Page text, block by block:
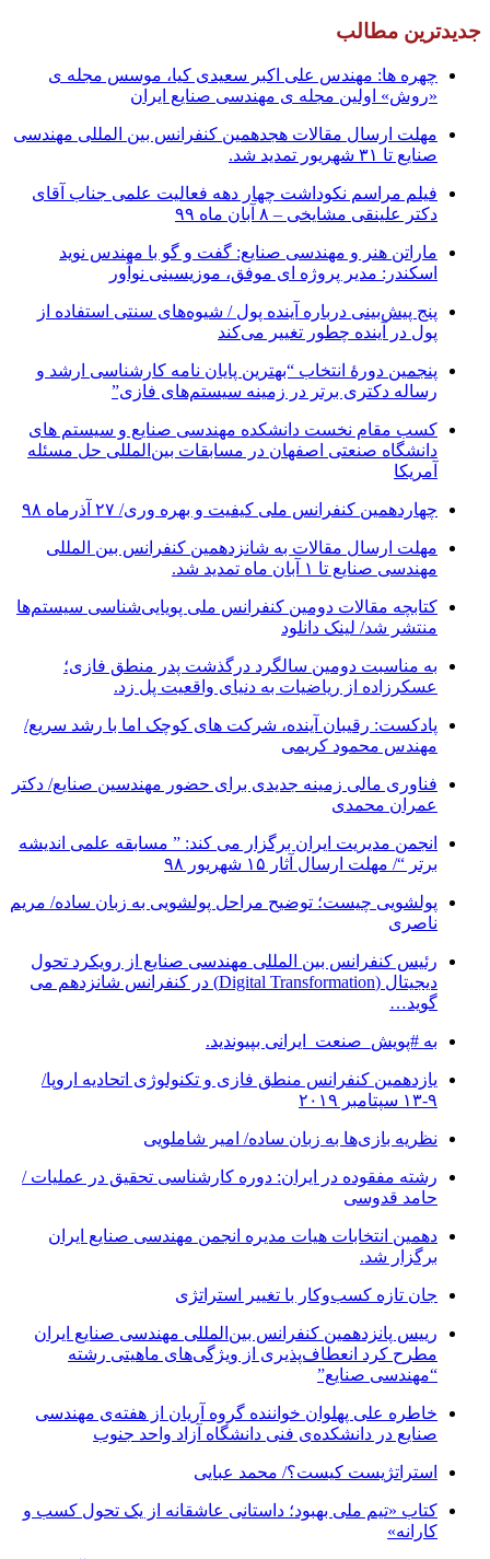
جدیدترین مطالب
چهره ها: مهندس علی اکبر سعیدی کیا، موسس مجله ی
«روش» اولین مجله ی مهندسی صنایع ایران
مهلت ارسال مقالات هجدهمین کنفرانس بین المللی مهندسی
صنایع تا ۳۱ شهریور تمدید شد.
فیلم مراسم نکوداشت چهار دهه فعالیت علمی جناب آقای
دکتر علینقی مشایخی – ۸ آبان ماه ۹۹
ماراتن هنر و مهندسی صنایع: گفت و گو با مهندس نوید
اسکندر: مدیر پروژه ای موفق، موزیسینی نوآور
پنج پیش‌بینی درباره آینده پول / شیوه‌های سنتی استفاده از
پول در آینده چطور تغییر می‌کند
پنجمین دورۀ انتخاب “بهترین پایان ­نامه کارشناسی­ ارشد و
رساله دکتری برتر در زمینه سیستم‌های فازی”
کسب مقام نخست دانشکده مهندسی صنایع و سیستم های
دانشگاه صنعتی اصفهان در مسابقات بین‌المللی حل مسئله
آمریکا
چهاردهمین کنفرانس ملی کیفیت و بهره وری/ ۲۷ آذرماه ۹۸
مهلت ارسال مقالات به شانزدهمین کنفرانس بین المللی
مهندسی صنایع تا ۱ آبان ماه تمدید شد.
کتابچه مقالات دومین کنفرانس ملی پویایی‌شناسی سیستم‌ها
منتشر شد/ لینک دانلود
به مناسبت دومین سالگرد درگذشت پدر منطق فازی؛
عسکرزاده از ریاضیات به دنیای واقعیت پل زد.
پادکست: رقیبان آینده، شرکت های کوچک اما با رشد سریع/
مهندس محمود کریمی
فناوری مالی زمینه جدیدی برای حضور مهندسین صنایع/ دکتر
عمران محمدی
انجمن مدیریت ایران برگزار می کند: ” مسابقه علمی اندیشه
برتر “/ مهلت ارسال آثار ۱۵ شهریور ۹۸
پولشویی چیست؛ توضیح مراحل پولشویی به زبان ساده/ مریم
ناصری
رئیس کنفرانس بین المللی مهندسی صنایع از رویکرد تحول
دیجیتال (Digital Transformation) در کنفرانس شانزدهم می
گوید…
به #پویش_صنعت_ایرانی بپیوندید.
یازدهمین کنفرانس منطق فازی و تکنولوژی اتحادیه اروپا/
۹-۱۳ سپتامبر ۲۰۱۹
نظریه بازی‌ها به زبان ساده/ امیر شاملویی
رشته مفقوده در ایران: دوره کارشناسی تحقیق در عملیات /
حامد قدوسی
دهمین انتخابات هیات مدیره انجمن مهندسی صنایع ایران
برگزار شد.
جان تازه کسب‌وکار با تغییر استراتژی
رییس پانزدهمین کنفرانس بین‌المللی مهندسی صنایع ایران
مطرح کرد انعطاف‌پذیری از ویژگی‌های ماهیتی رشته
“مهندسی صنایع”
خاطره علی پهلوان خواننده گروه آریان از هفته‌ی مهندسی
صنایع در دانشکده‌ی فنی دانشگاه آزاد واحد جنوب
استراتژیست کیست؟‬/ محمد عبایی
کتاب «تیم ملی بهبود؛ داستانی عاشقانه از یک تحول کسب و
کارانه»